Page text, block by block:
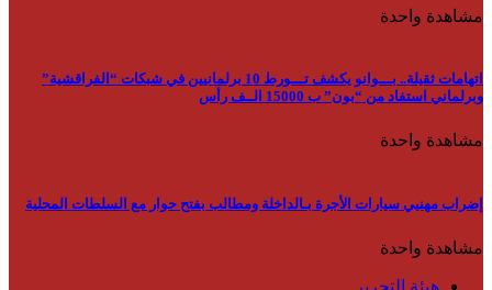
مشاهدة واحدة
اتهامات ثقيلة.. بـــوانو يكشف تـــورط 10 برلمانيين في شبكات “الفراقشية”
وبرلماني استفاد من “بون” ب 15000 الــف رأس
مشاهدة واحدة
إضراب مهنيي سيارات الأجرة بـالداخلة ومطالب بفتح حوار مع السلطات المحلية
مشاهدة واحدة
هيئة التحرير